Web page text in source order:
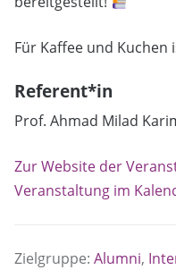
Für Kaffee und
Referent*in
Prof. Ahmad Milad
Zur Website der
Veranstaltung im
Zielgruppe: Alumni,